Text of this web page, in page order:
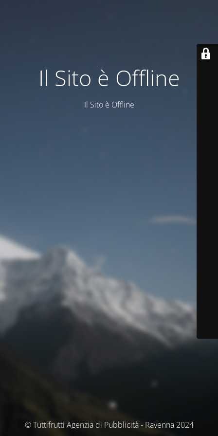
Il Sito è Offline
Il Sito è Offline
© Tuttifrutti Agenzia di Pubblicità - Ravenna 2024